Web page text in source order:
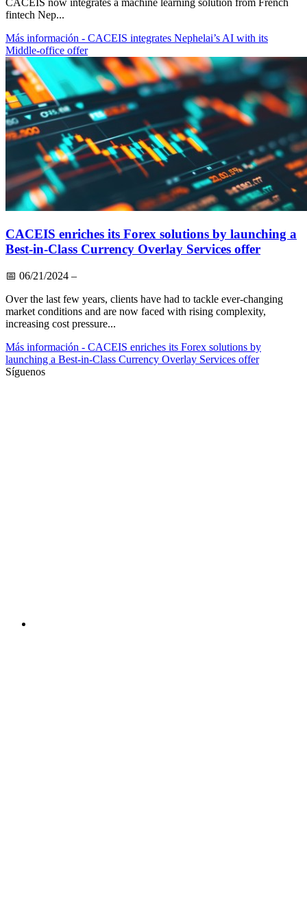
CACEIS now integrates a machine learning solution from French
fintech Nep...
Más información - CACEIS integrates Nephelai’s AI with its
Middle-office offer
CACEIS enriches its Forex solutions by launching a
Best-in-Class Currency Overlay Services offer
📅 06/21/2024 –
Over the last few years, clients have had to tackle ever-changing
market conditions and are now faced with rising complexity,
increasing cost pressure...
Más información - CACEIS enriches its Forex solutions by
launching a Best-in-Class Currency Overlay Services offer
Síguenos